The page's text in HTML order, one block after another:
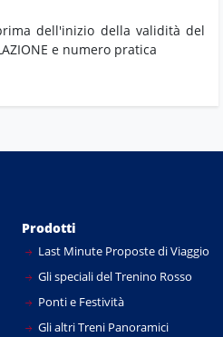
dell'inizio della validità del
e numero pratica
Prodotti
Last Minute Proposte di Viaggio
Gli speciali del Trenino Rosso
Ponti e Festività
Gli altri Treni Panoramici